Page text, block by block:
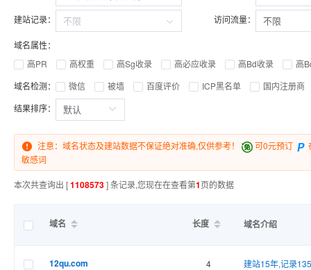
建站记录： 访问流量：
域名属性：
高PR
高权重 高Sg收录 高必应收录 高Bd收录
高
域名检测：
微信 被墙 百度评价 ICP黑名单
国内注册商
结果排序：
注意：域名状态及建站数据不保证绝对准确,仅供参考！ 可0元预订
敏感词
本次共查询出 [1108573] 条记录,您现在在查看第1页的数据
域名 长度 域名介绍
12qu.com 4 建站15年,记录